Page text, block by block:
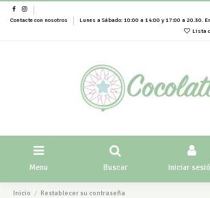
Contacte con nosotros
Lunes a Sábado: 10:00 a 14:00 y 17:00 a 20.30.
Lista
Menu Buscar Iniciar
Inicio Restablecer su contraseña